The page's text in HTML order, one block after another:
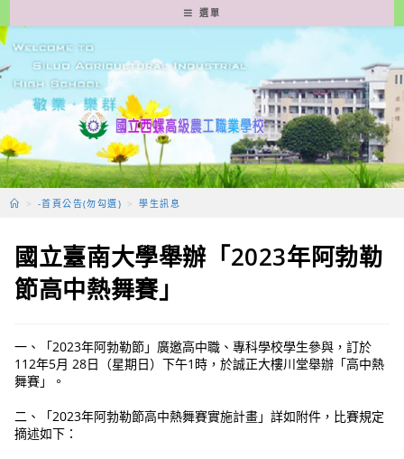
轉
至
要
容
選單
> -首頁公告(勿勾選) > 學生訊息
國立臺南大學舉辦「2023年阿勃勒
節高中熱舞賽」
一、「2023年阿勃勒節」廣邀高中職、專科學校學生參與，訂於
112年5月 28日（星期日）下午1時，於誠正大樓川堂舉辦「高中熱
舞賽」。
二、「2023年阿勃勒節高中熱舞賽實施計畫」詳如附件，比賽規定
摘述如下：